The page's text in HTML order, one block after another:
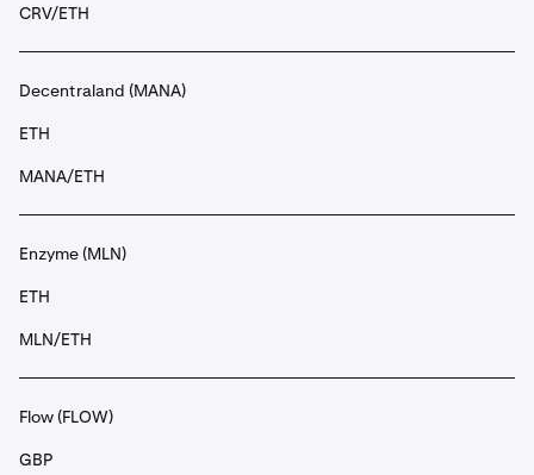
CRV/ETH
Decentraland (MANA)
ETH
MANA/ETH
Enzyme (MLN)
ETH
MLN/ETH
Flow (FLOW)
GBP